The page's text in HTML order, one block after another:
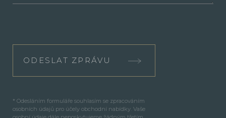
ODESLAT ZPRÁVU
* Odesláním formuláře souhlasím se zpracováním
osobních údajů pro účely obchodní nabídky. Vaše